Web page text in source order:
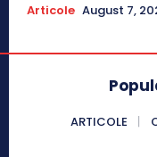
Articole August 7,
ARTICOLE